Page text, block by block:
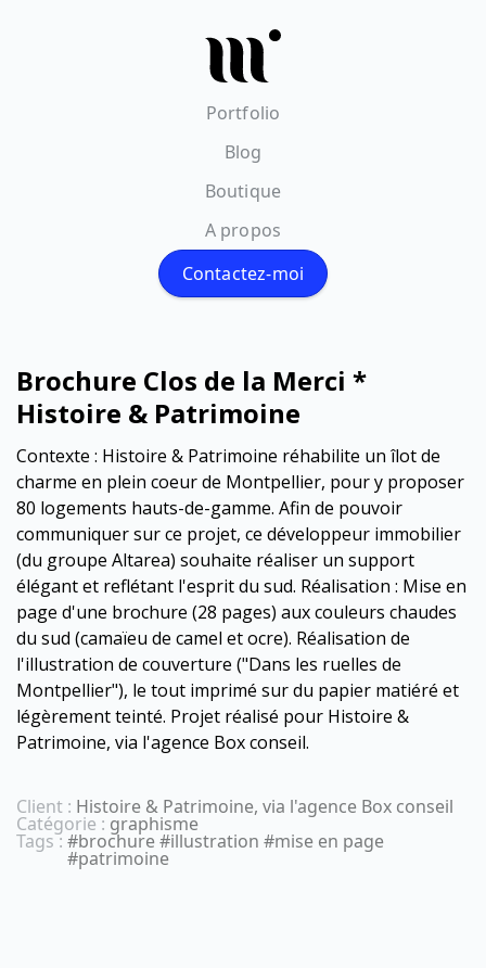
Portfolio
Blog
Boutique
A propos
Contactez-moi
Brochure Clos de la Merci *
Histoire & Patrimoine
Contexte : Histoire & Patrimoine réhabilite un îlot de
charme en plein coeur de Montpellier, pour y proposer
80 logements hauts-de-gamme. Afin de pouvoir
communiquer sur ce projet, ce développeur immobilier
(du groupe Altarea) souhaite réaliser un support
élégant et reflétant l'esprit du sud. Réalisation : Mise en
page d'une brochure (28 pages) aux couleurs chaudes
du sud (camaïeu de camel et ocre). Réalisation de
l'illustration de couverture ("Dans les ruelles de
Montpellier"), le tout imprimé sur du papier matiéré et
légèrement teinté. Projet réalisé pour Histoire &
Patrimoine, via l'agence Box conseil.
Client : Histoire & Patrimoine, via l'agence Box conseil
Catégorie : graphisme
Tags : #brochure #illustration #mise en page
#patrimoine